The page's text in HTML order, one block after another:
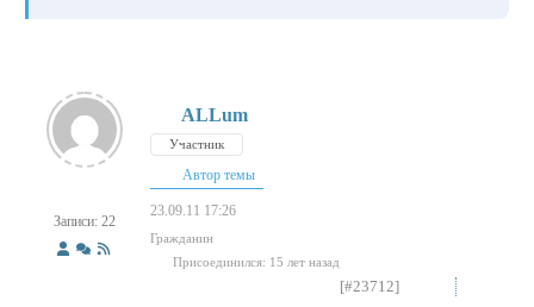
Записи: 22
ALLum
Участник
Автор темы
23.09.11 17:26
Гражданин
Присоединился: 15 лет назад
[#23712]